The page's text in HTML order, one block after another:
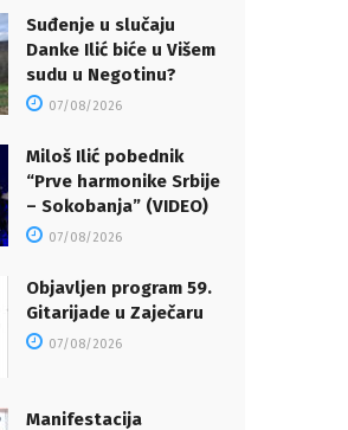
Suđenje u slučaju
Danke Ilić biće u Višem
sudu u Negotinu?
07/08/2026
Miloš Ilić pobednik
“Prve harmonike Srbije
– Sokobanja” (VIDEO)
07/08/2026
Objavljen program 59.
Gitarijade u Zaječaru
07/08/2026
Manifestacija